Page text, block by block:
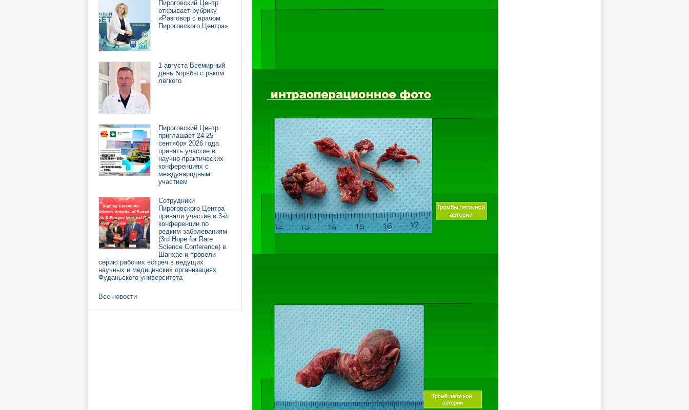
Пироговский Центр
открывает рубрику
«Разговор с врачом
Пироговского Центра»
1 августа Всемирный
день борьбы с раком
лёгкого
Пироговский Центр
приглашает 24-25
сентября 2026 года
принять участие в
научно-практических
конференциях с
международным
участием
Сотрудники
Пироговского Центра
приняли участие в 3-й
конференции по
редким заболеваниям
(3rd Hope for Rare
Science Conference) в
Шанхае и провели
серию рабочих встреч в ведущих
научных и медицинских организациях
Фуданьского университета
Все новости